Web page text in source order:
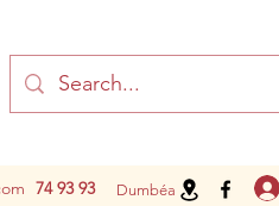
74 93 93 Dumbéa